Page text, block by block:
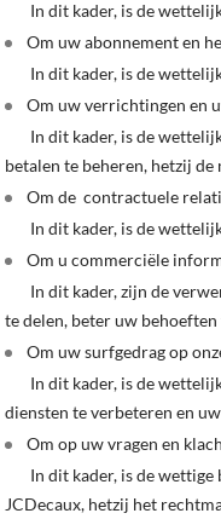
In dit kader, is de
Om uw abonnement en
In dit kader, is de
Om uw verrichtingen en
In dit kader, is de
betalen te beheren, hetzij
Om de contractuele
In dit kader, is de
Om u commerciële
In dit kader, zijn de
te delen, beter uw
Om uw surfgedrag op
In dit kader, is de
diensten te verbeteren en
Om op uw vragen en
In dit kader, is de wettige
JCDecaux, hetzij het